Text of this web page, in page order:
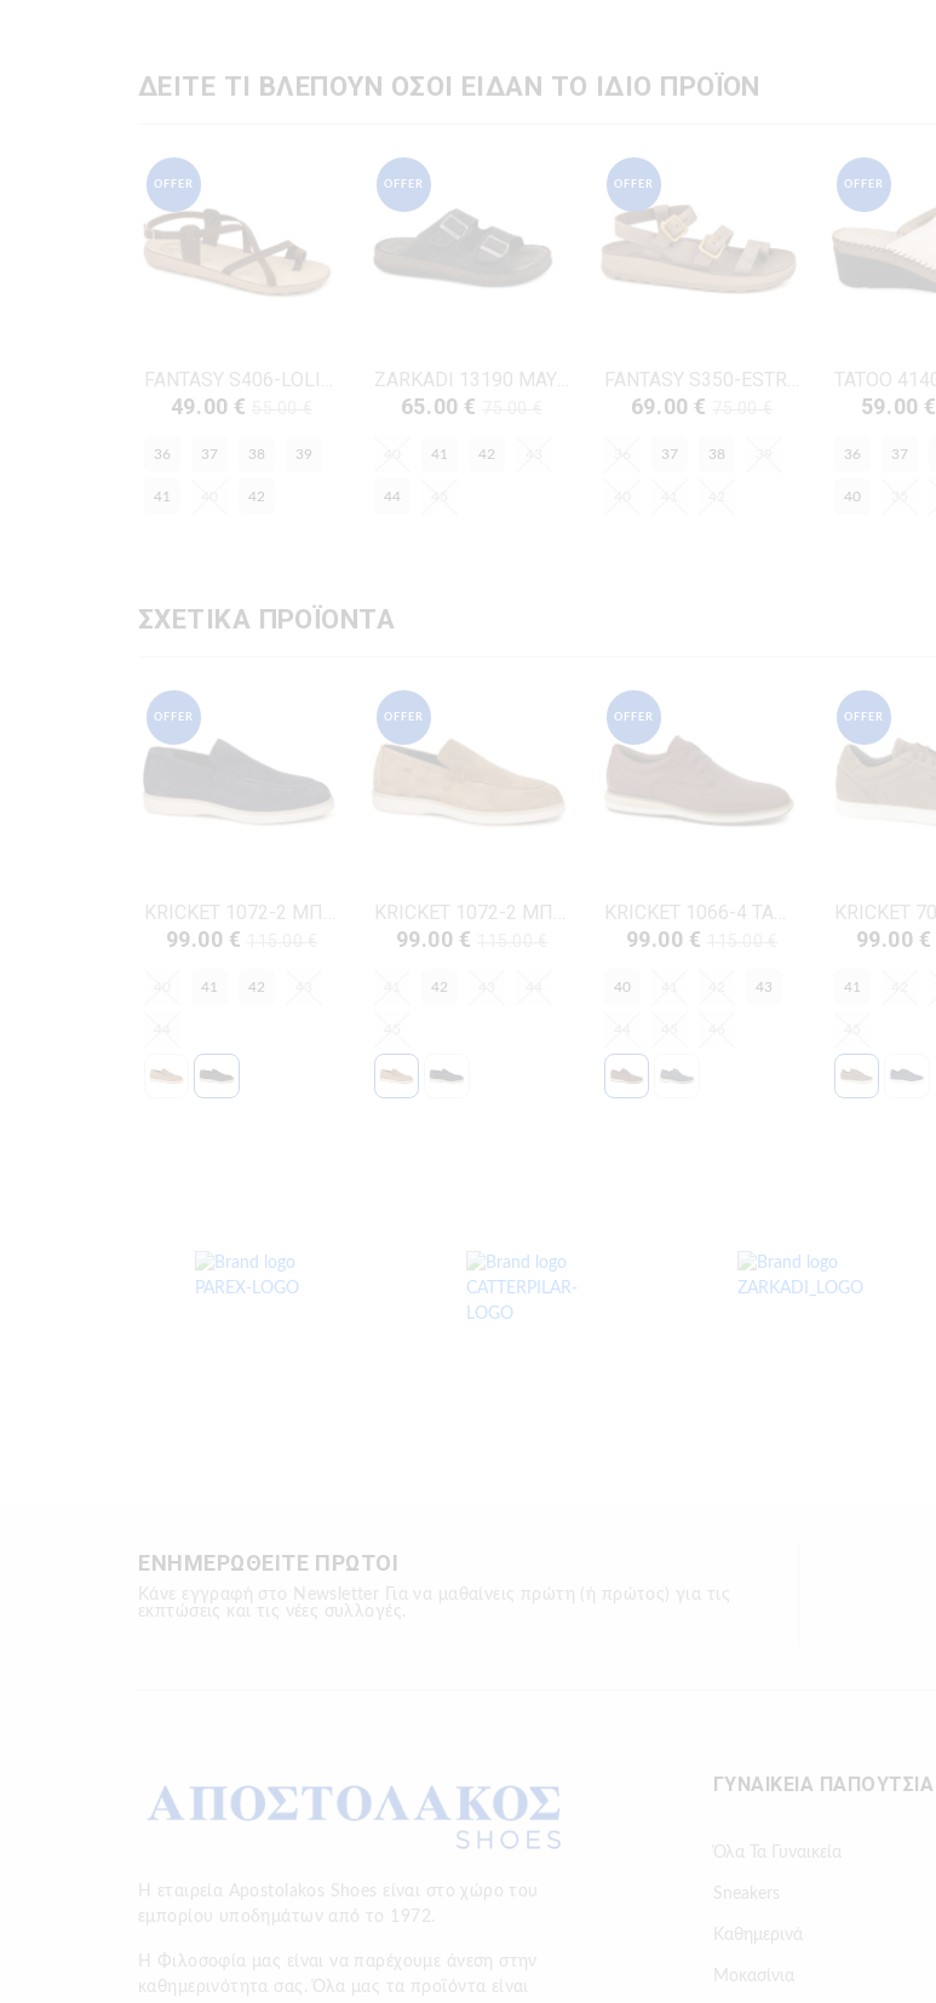
ΔΕΙΤΕ ΤΙ ΒΛΕΠΟΥΝ ΟΣΟΙ ΕΙΔΑΝ ΤΟ ΙΔΙΟ ΠΡΟΪΟΝ
OFFER
FANTASY S406-LOLITA ΚΑΦΕ ΔΕΡΜΑ-NUBUK
49.00 €
36 37 38 39
41 42
OFFER
ZARKADI 13190 ΜΑΥΡΟ ΔΕΡΜΑ-NUBUK
65.00 €
41 42
44
OFFER
FANTASY S350-ESTRELLA ΚΑΦΕ ΔΕΡΜΑ-NUBUK
69.00 €
37 38
OFFER
59.00 €
36 37
40
ΣΧΕΤΙΚΑ ΠΡΟΪΟΝΤΑ
OFFER
KRICKET 1072-2 ΜΠΛΕ ΔΕΡΜΑ-ΚΑΣΤΟΡΙ
99.00 €
41 42
OFFER
KRICKET 1072-2 ΜΠΕΖ ΔΕΡΜΑ-ΚΑΣΤΟΡΙ
99.00 €
42
OFFER
KRICKET 1066-4 ΤΑΜΠΑ ΔΕΡΜΑ
99.00 €
40 43
OFFER
99.00 €
41
ΕΝΗΜΕΡΩΘΕΙΤΕ ΠΡΩΤΟΙ
Κάνε εγγραφή στο Newsletter Για να μαθαίνεις πρώτη (ή πρώτος) για τις
εκπτώσεις και τις νέες συλλογές.
Η εταιρεία Apostolakos Shoes είναι στο χώρο του
εμπορίου υποδημάτων από το 1972.
H Φιλοσοφία μας είναι να παρέχουμε άνεση στην
καθημερινότητα σας. Όλα μας τα προϊόντα είναι
ΓΥΝΑΙΚΕΙΑ ΠΑΠΟΥΤΣΙΑ
Όλα Τα Γυναικεία
Sneakers
Καθημερινά
Μοκασίνια